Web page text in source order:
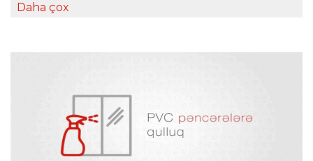
Daha çox